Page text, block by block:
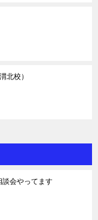
北校）
談会やってます